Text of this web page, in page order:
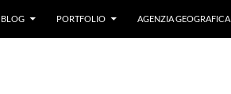
BLOG PORTFOLIO AGENZIA GEOGRAFICA